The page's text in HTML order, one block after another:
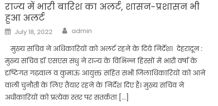
राज्य में भारी बारिश का अलर्ट, शासन-प्रशासन भी
हुआ अलर्ट
Posted
on
July 18, 2022 Author
admin
मुख्य सचिव ने अधिकारियों को अलर्ट रहने के दिये निर्देश। देहरादून :
मुख्य सचिव डॉ एसएस संधु ने राज्य के विभिन्न हिस्सों में भारी वर्षा के
दृष्टिगत गढ़वाल व कुमाऊं आयुक्त सहित सभी जिलाधिकारियों को आने
वाली चुनौती के लिए तैयार रहने के निर्देश दिए हैं। मुख्य सचिव ने
अधीकारियों को प्रत्येक स्तर पर सतर्कता […]